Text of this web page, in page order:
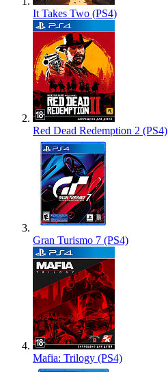
It Takes Two (PS4)
Red Dead Redemption 2 (PS4)
Gran Turismo 7 (PS4)
Mafia: Trilogy (PS4)